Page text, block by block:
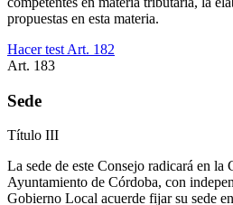
propuestas en esta materia.
Hacer test Art. 182
Art. 183
Sede
Título III
La sede de este Consejo radicará en la
Ayuntamiento de Córdoba, con
Gobierno Local acuerde fijar su sede